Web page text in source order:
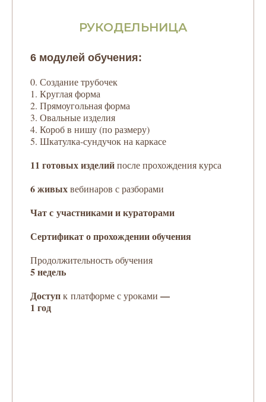
РУКОДЕЛЬНИЦА
6 модулей обучения:
0. Создание трубочек
1. Круглая форма
2. Прямоугольная форма
3. Овальные изделия
4. Короб в нишу (по размеру)
5. Шкатулка-сундучок на каркасе
11 готовых изделийпосле прохождения курса
6 живыхвебинаров с разборами
Чат с участниками и кураторами
Сертификат о прохождении обучения
Продолжительность обучения
5 недель
Доступк платформе с уроками —
1 год